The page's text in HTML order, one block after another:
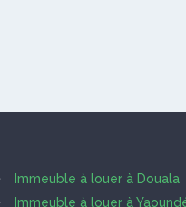
Immeuble à louer à Douala
Immeuble à louer à